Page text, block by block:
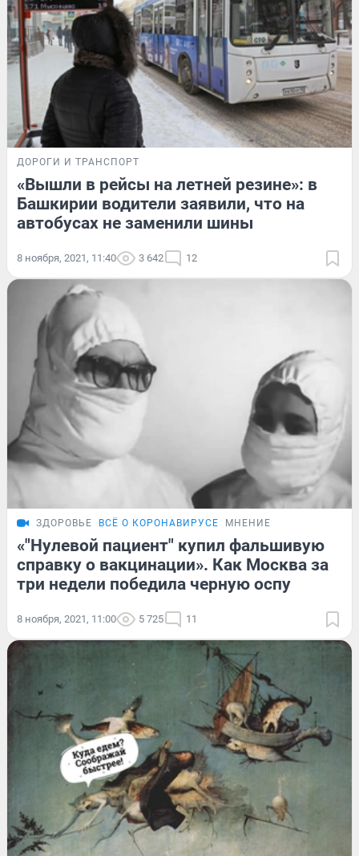
ДОРОГИ И ТРАНСПОРТ
«Вышли в рейсы на летней резине»: в
Башкирии водители заявили, что на
автобусах не заменили шины
8 ноября, 2021, 11:40 3 642 12
ЗДОРОВЬЕ ВСЁ О КОРОНАВИРУСЕ МНЕНИЕ
«"Нулевой пациент" купил фальшивую
справку о вакцинации». Как Москва за
три недели победила черную оспу
8 ноября, 2021, 11:00 5 725 11